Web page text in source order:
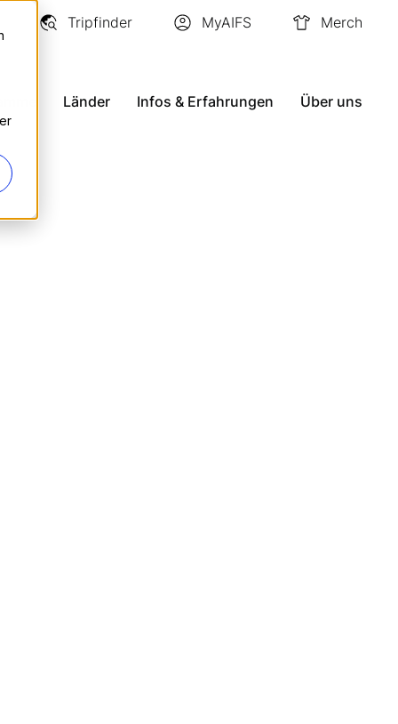
Tripfinder MyAIFS Merch
Länder Infos & Erfahrungen Über uns